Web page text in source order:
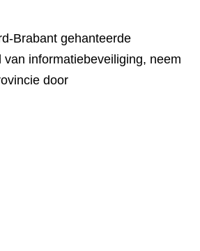
Brabant gehanteerde
informatiebeveiliging, neem
door